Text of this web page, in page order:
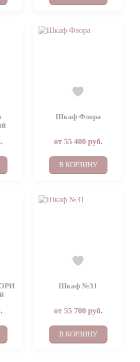
Шкаф Флора
от 55 400руб.
В КОРЗИНУ
Шкаф №31
от 55 700руб.
В КОРЗИНУ